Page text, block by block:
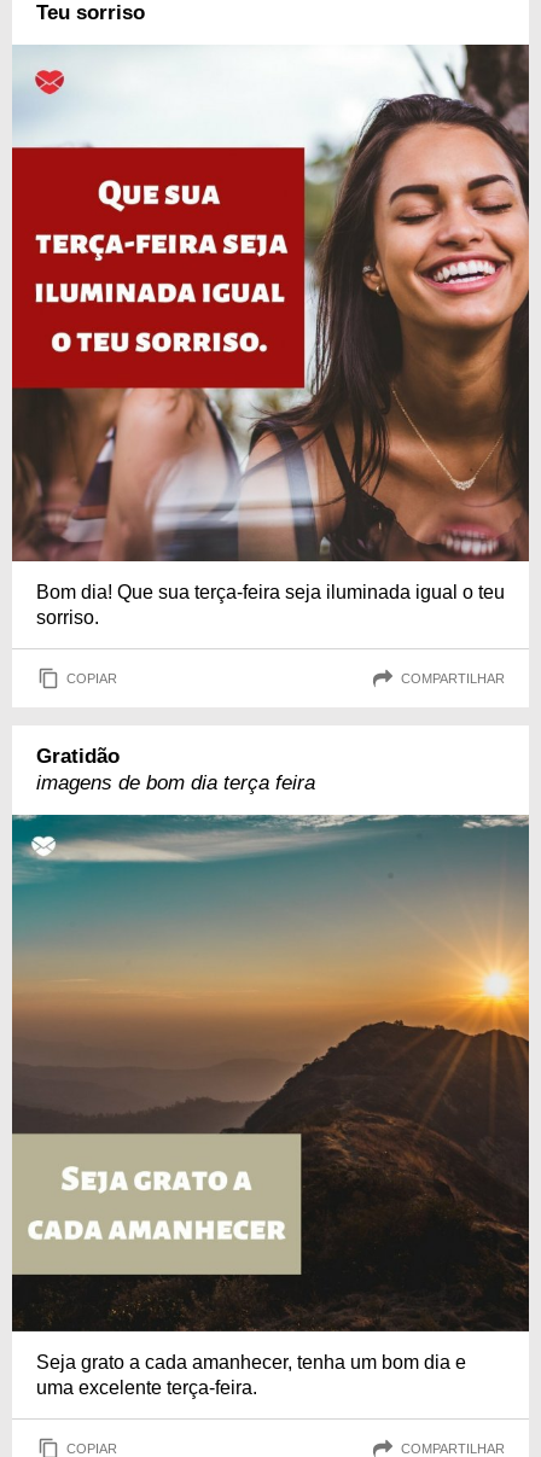
Teu sorriso
Bom dia! Que sua terça-feira seja iluminada igual o teu
sorriso.
COPIAR COMPARTILHAR
Gratidão
imagens de bom dia terça feira
Seja grato a cada amanhecer, tenha um bom dia e
uma excelente terça-feira.
COPIAR COMPARTILHAR